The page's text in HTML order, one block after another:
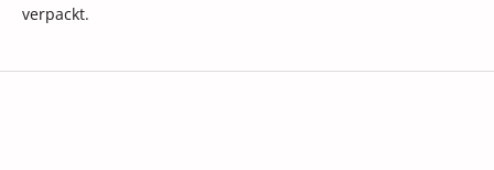
verpackt.